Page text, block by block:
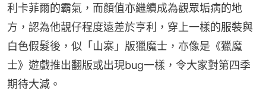
利卡菲爾的霸氣，而顏值亦繼續成為觀眾垢病的地
方，認為他靚仔程度遠差於亨利，穿上一樣的服裝與
白色假髮後，似「山寨」版獵魔士，亦像是《獵魔
士》遊戲推出翻版或出現bug一樣，令大家對第四季
期待大減。